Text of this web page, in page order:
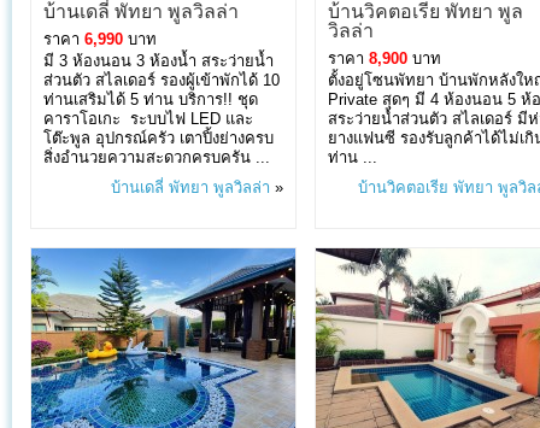
บ้านเดลี่ พัทยา พูลวิลล่า
ราคา 6,990 บาท
มี 3 ห้องนอน 3 ห้องน้ำ สระว่ายน้ำ
ส่วนตัว สไลเดอร์ รองผู้เข้าพักได้ 10
ท่านเสริมได้ 5 ท่าน บริการ!! ชุด
คาราโอเกะ ระบบไฟ LED และ
โต๊ะพูล อุปกรณ์ครัว เตาปิ้งย่างครบ
สิ่งอำนวยความสะดวกครบครัน ...
บ้านเดลี่ พัทยา พูลวิลล่า »
บ้านวิคตอเรีย พัทยา พูล
วิลล่า
ราคา 8,900 บาท
ตั้งอยู่โซนพัทยา บ้านพักหลังใ
Private สุดๆ มี 4 ห้องนอน 5 ห้
สระว่ายน้ำส่วนตัว สไลเดอร์ มีห่
ยางแฟนซี รองรับลูกค้าได้ไม่เกิ
ท่าน ...
บ้านวิคตอเรีย พัทยา พูลวิล